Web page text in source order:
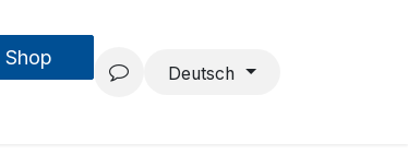
Forschung & Entwicklung
Shop
Deutsch